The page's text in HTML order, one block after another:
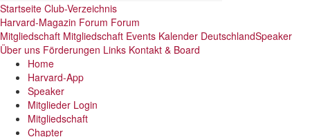
Startseite Club-Verzeichnis
Harvard-Magazin Forum Forum
Mitgliedschaft Mitgliedschaft Events Kalender DeutschlandSpeaker
Über uns Förderungen Links Kontakt & Board
Home
Harvard-App
Speaker
Mitglieder Login
Mitgliedschaft
Chapter